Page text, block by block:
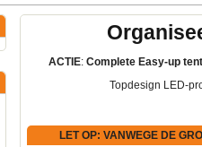
ACTIE: Complete Easy-up tent
Topdesign LED-
LET OP: VANWEGE DE